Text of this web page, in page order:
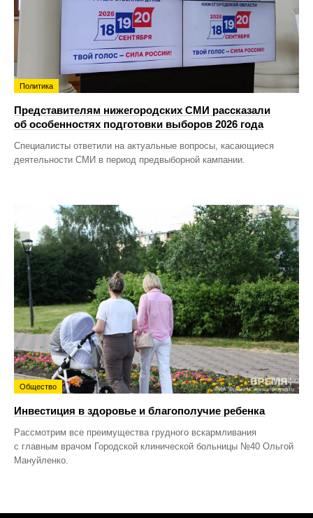
Политика
Представителям нижегородских СМИ рассказали
об особенностях подготовки выборов 2026 года
Специалисты ответили на актуальные вопросы, касающиеся
деятельности СМИ в период предвыборной кампании.
Общество
Инвестиция в здоровье и благополучие ребенка
Рассмотрим все преимущества грудного вскармливания
с главным врачом Городской клинической больницы №40 Ольгой
Мануйленко.